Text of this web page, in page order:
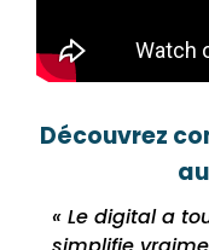
Découvrez
« Le digital a